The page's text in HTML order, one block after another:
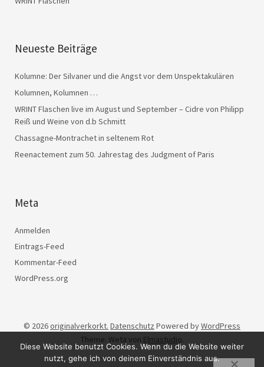
Neueste Beiträge
Kolumne: Der Silvaner und die Angst vor dem Unspektakulären
Kolumnen, Kolumnen …
WRINT Flaschen live im August und September – Cidre von Philipp
Reiß und Weine von d.b Schmitt
Chassagne-Montrachet in seltenem Rot
Reenactement zum 50. Jahrestag des Judgment of Paris
Meta
Anmelden
Eintrags-Feed
Kommentar-Feed
WordPress.org
© 2026originalverkorkt. Datenschutz Powered byWordPress
Theme: Weta von Elmastudio.
Diese Website benutzt Cookies. Wenn du die Website weiter
nutzt, gehe ich von deinem Einverständnis aus.